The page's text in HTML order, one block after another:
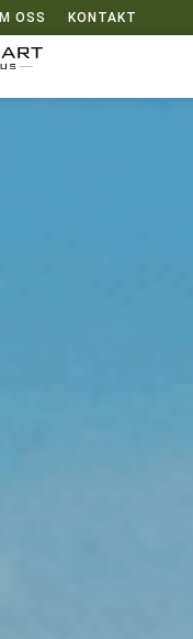
OSS KONTAKT